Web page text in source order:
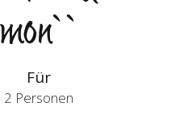
Für
2 Personen